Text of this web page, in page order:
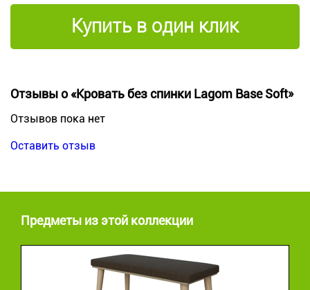
Купить в один клик
Отзывы о «Кровать без спинки Lagom Base Soft»
Отзывов пока нет
Оставить отзыв
Предметы из этой коллекции